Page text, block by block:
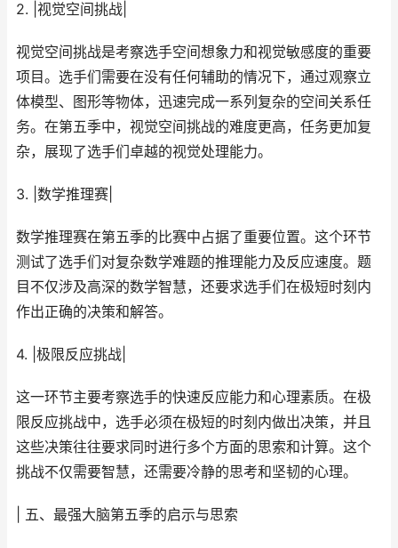
2. |视觉空间挑战|
视觉空间挑战是考察选手空间想象力和视觉敏感度的重要
项目。选手们需要在没有任何辅助的情况下，通过观察立
体模型、图形等物体，迅速完成一系列复杂的空间关系任
务。在第五季中，视觉空间挑战的难度更高，任务更加复
杂，展现了选手们卓越的视觉处理能力。
3. |数学推理赛|
数学推理赛在第五季的比赛中占据了重要位置。这个环节
测试了选手们对复杂数学难题的推理能力及反应速度。题
目不仅涉及高深的数学智慧，还要求选手们在极短时刻内
作出正确的决策和解答。
4. |极限反应挑战|
这一环节主要考察选手的快速反应能力和心理素质。在极
限反应挑战中，选手必须在极短的时刻内做出决策，并且
这些决策往往要求同时进行多个方面的思索和计算。这个
挑战不仅需要智慧，还需要冷静的思考和坚韧的心理。
| 五、最强大脑第五季的启示与思索